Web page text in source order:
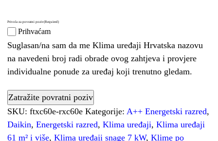
Privola za povratni poziv(Required)
Prihvaćam
Suglasan/na sam da me Klima uređaji Hrvatska nazovu
na navedeni broj radi obrade ovog zahtjeva i provjere
individualne ponude za uređaj koji trenutno gledam.
SKU: ftxc60e-rxc60e Kategorije: A++ Energetski razred,
Daikin, Energetski razred, Klima uređaji, Klima uređaji
61 m² i više, Klima uređaji snage 7 kW, Klime po